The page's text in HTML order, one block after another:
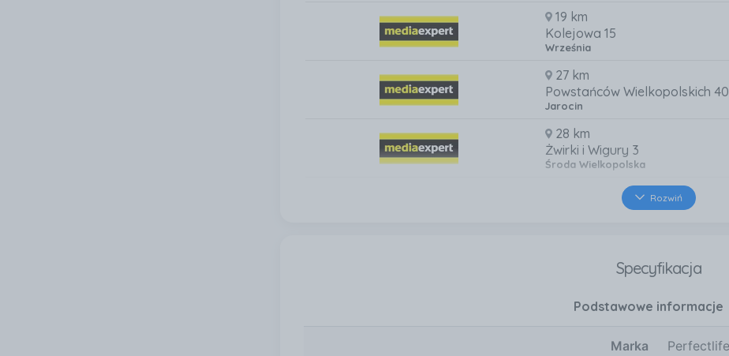
19 km
Kolejowa 15
Września
27 km
Powstańców Wielkopolskich 40
Jarocin
28 km
Żwirki i Wigury 3
Środa Wielkopolska
Jana Pawła II 23a
Sienkiewicza 43A
38 km
Rozwiń
Specyfikacja
Podstawowe informacje
Marka Perfectlife